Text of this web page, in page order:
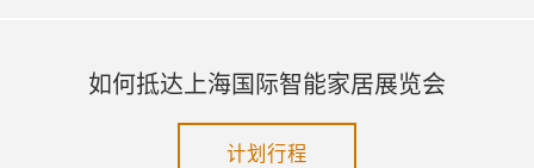
如何抵达上海国际智能家居展览会
计划行程